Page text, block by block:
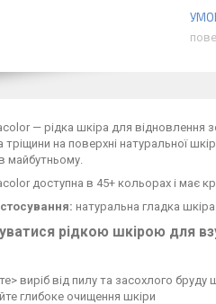
— рідка шкіра для відновлення
тріщини на поверхні натуральної
майбутньому.
доступна в 45+ кольорах і має
натуральна гладка шкіра.
рідкою шкірою для
виріб від пилу та засохлого бруду
глибоке очищення шкіри